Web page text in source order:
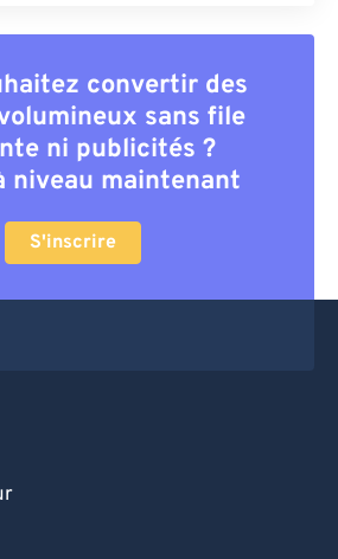
convertir des
sans file
ni publicités ?
niveau maintenant
S'inscrire